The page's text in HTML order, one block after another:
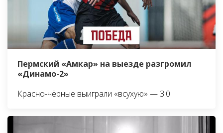
Пермский «Амкар» на выезде разгромил
«Динамо-2»
Красно-чёрные выиграли «всухую» — 3:0